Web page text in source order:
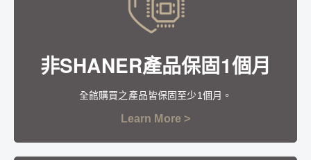
非SHANER產品保固1個月
全館購買之產品皆保固至少1個月。
Learn More >